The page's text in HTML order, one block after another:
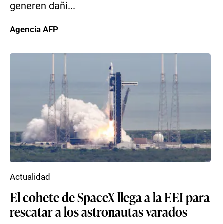
generen dañi...
Agencia AFP
El cohete de SpaceX llega a la EEI para
rescatar a los astronautas varados
Actualidad